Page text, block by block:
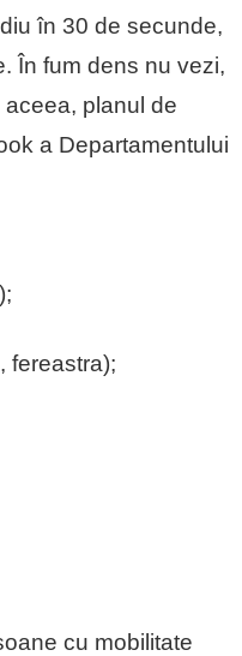
în 30 de secunde,
În fum dens nu vezi,
planul de
a Departamentului
fereastra);
cu mobilitate